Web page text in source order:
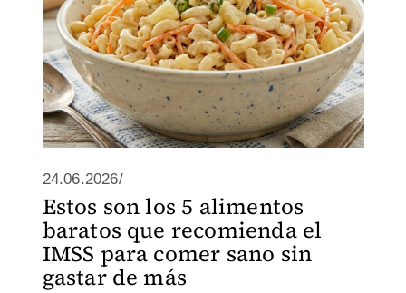
24.06.2026/
Estos son los 5 alimentos
baratos que recomienda el
IMSS para comer sano sin
gastar de más